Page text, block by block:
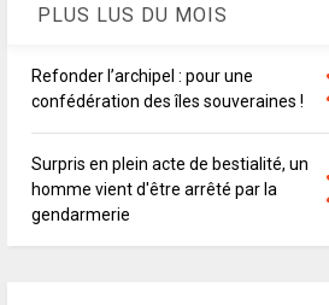
PLUS LUS DU MOIS
Refonder l’archipel : pour une
confédération des îles souveraines !
Surpris en plein acte de bestialité, un
homme vient d'être arrêté par la
gendarmerie